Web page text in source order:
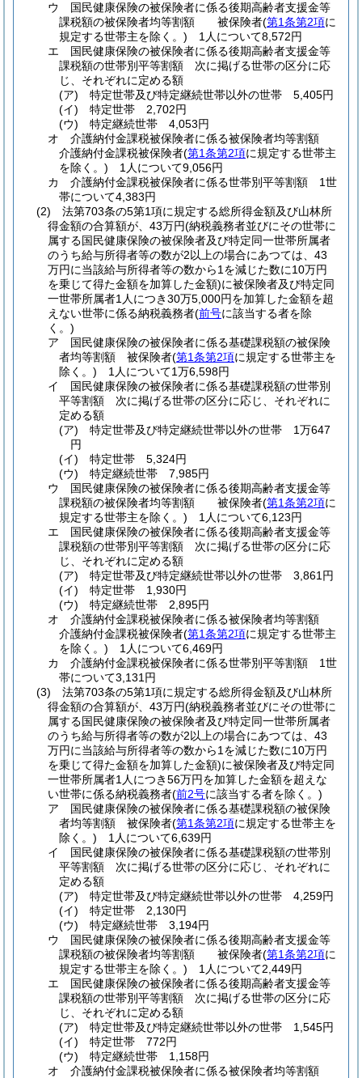
ウ
国民健康保険の被保険者に係る後期高齢者支援金等
課税額の被保険者均等割額 被保険者(第1条第2項に
規定する世帯主を除く。) 1人について8,572円
エ
国民健康保険の被保険者に係る後期高齢者支援金等
課税額の世帯別平等割額 次に掲げる世帯の区分に応
じ、それぞれに定める額
(ア)
特定世帯及び特定継続世帯以外の世帯 5,405円
(イ)
特定世帯 2,702円
(ウ)
特定継続世帯 4,053円
オ
介護納付金課税被保険者に係る被保険者均等割額
介護納付金課税被保険者(第1条第2項に規定する世帯主
を除く。) 1人について9,056円
カ
介護納付金課税被保険者に係る世帯別平等割額 1世
帯について4,383円
(2)
法第703条の5第1項に規定する総所得金額及び山林所
得金額の合算額が、43万円(納税義務者並びにその世帯に
属する国民健康保険の被保険者及び特定同一世帯所属者
のうち給与所得者等の数が2以上の場合にあつては、43
万円に当該給与所得者等の数から1を減じた数に10万円
を乗じて得た金額を加算した金額)に被保険者及び特定同
一世帯所属者1人につき30万5,000円を加算した金額を超
えない世帯に係る納税義務者(前号に該当する者を除
く。)
ア
国民健康保険の被保険者に係る基礎課税額の被保険
者均等割額 被保険者(第1条第2項に規定する世帯主を
除く。) 1人について1万6,598円
イ
国民健康保険の被保険者に係る基礎課税額の世帯別
平等割額 次に掲げる世帯の区分に応じ、それぞれに
定める額
(ア)
特定世帯及び特定継続世帯以外の世帯 1万647
円
(イ)
特定世帯 5,324円
(ウ)
特定継続世帯 7,985円
ウ
国民健康保険の被保険者に係る後期高齢者支援金等
課税額の被保険者均等割額 被保険者(第1条第2項に
規定する世帯主を除く。) 1人について6,123円
エ
国民健康保険の被保険者に係る後期高齢者支援金等
課税額の世帯別平等割額 次に掲げる世帯の区分に応
じ、それぞれに定める額
(ア)
特定世帯及び特定継続世帯以外の世帯 3,861円
(イ)
特定世帯 1,930円
(ウ)
特定継続世帯 2,895円
オ
介護納付金課税被保険者に係る被保険者均等割額
介護納付金課税被保険者(第1条第2項に規定する世帯主
を除く。) 1人について6,469円
カ
介護納付金課税被保険者に係る世帯別平等割額 1世
帯について3,131円
(3)
法第703条の5第1項に規定する総所得金額及び山林所
得金額の合算額が、43万円(納税義務者並びにその世帯に
属する国民健康保険の被保険者及び特定同一世帯所属者
のうち給与所得者等の数が2以上の場合にあつては、43
万円に当該給与所得者等の数から1を減じた数に10万円
を乗じて得た金額を加算した金額)に被保険者及び特定同
一世帯所属者1人につき56万円を加算した金額を超えな
い世帯に係る納税義務者(前2号に該当する者を除く。)
ア
国民健康保険の被保険者に係る基礎課税額の被保険
者均等割額 被保険者(第1条第2項に規定する世帯主を
除く。) 1人について6,639円
イ
国民健康保険の被保険者に係る基礎課税額の世帯別
平等割額 次に掲げる世帯の区分に応じ、それぞれに
定める額
(ア)
特定世帯及び特定継続世帯以外の世帯 4,259円
(イ)
特定世帯 2,130円
(ウ)
特定継続世帯 3,194円
ウ
国民健康保険の被保険者に係る後期高齢者支援金等
課税額の被保険者均等割額 被保険者(第1条第2項に
規定する世帯主を除く。) 1人について2,449円
エ
国民健康保険の被保険者に係る後期高齢者支援金等
課税額の世帯別平等割額 次に掲げる世帯の区分に応
じ、それぞれに定める額
(ア)
特定世帯及び特定継続世帯以外の世帯 1,545円
(イ)
特定世帯 772円
(ウ)
特定継続世帯 1,158円
オ
介護納付金課税被保険者に係る被保険者均等割額